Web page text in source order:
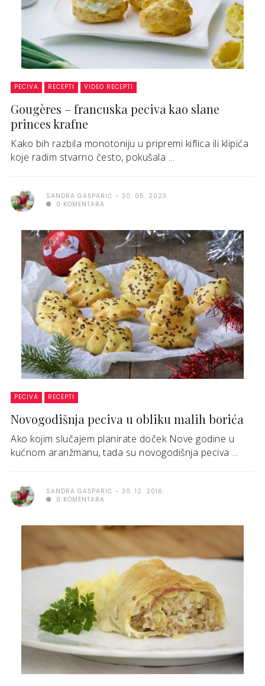
PECIVA RECEPTI VIDEO RECEPTI
Gougères – francuska peciva kao slane
princes krafne
Kako bih razbila monotoniju u pripremi kiflica ili klipića
koje radim stvarno često, pokušala ...
SANDRA GAŠPARIĆ
30. 05. 2023.
0 KOMENTARA
PECIVA RECEPTI
Novogodišnja peciva u obliku malih borića
Ako kojim slučajem planirate doček Nove godine u
kućnom aranžmanu, tada su novogodišnja peciva ...
SANDRA GAŠPARIĆ
30. 12. 2016.
0 KOMENTARA